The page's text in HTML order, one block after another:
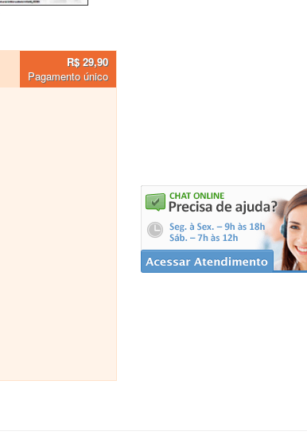
R$ 29,90
Pagamento único